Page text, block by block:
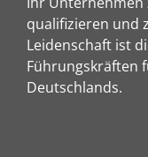
qualifizieren und
Leidenschaft ist
Führungskräften
Deutschlands.